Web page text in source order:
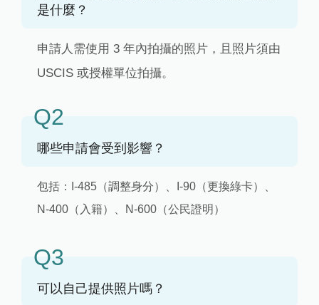
是什麼？
申請人需使用 3 年內拍攝的照片，且照片須由
USCIS 或授權單位拍攝。
Q2
哪些申請會受到影響？
包括：I-485（調整身分）、I-90（更換綠卡）、
N-400（入籍）、N-600（公民證明）
Q3
可以自己提供照片嗎？